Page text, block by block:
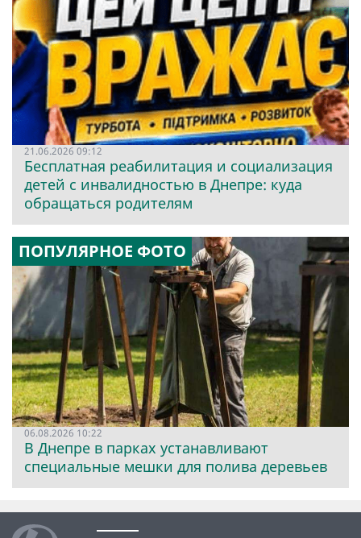
21.06.2026 09:12
Бесплатная реабилитация и социализация
детей с инвалидностью в Днепре: куда
обращаться родителям
ПОПУЛЯРНОЕ ФОТО
06.08.2026 10:22
В Днепре в парках устанавливают
специальные мешки для полива деревьев